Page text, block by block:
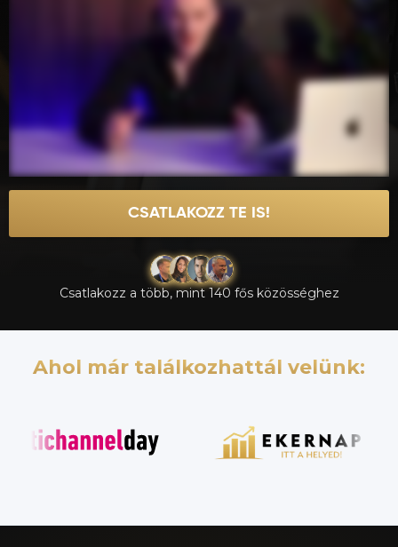
Csatlakozz a több, mint 140 fős közösséghez
CSATLAKOZZ TE IS!
Ahol már találkozhattál velünk: